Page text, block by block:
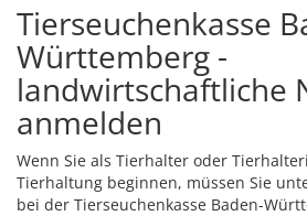
Tierseuchenkasse
Württemberg -
landwirtschaftliche
anmelden
Wenn Sie als Tierhalter oder
Tierhaltung beginnen, müssen Sie
bei der Tierseuchenkasse Baden-